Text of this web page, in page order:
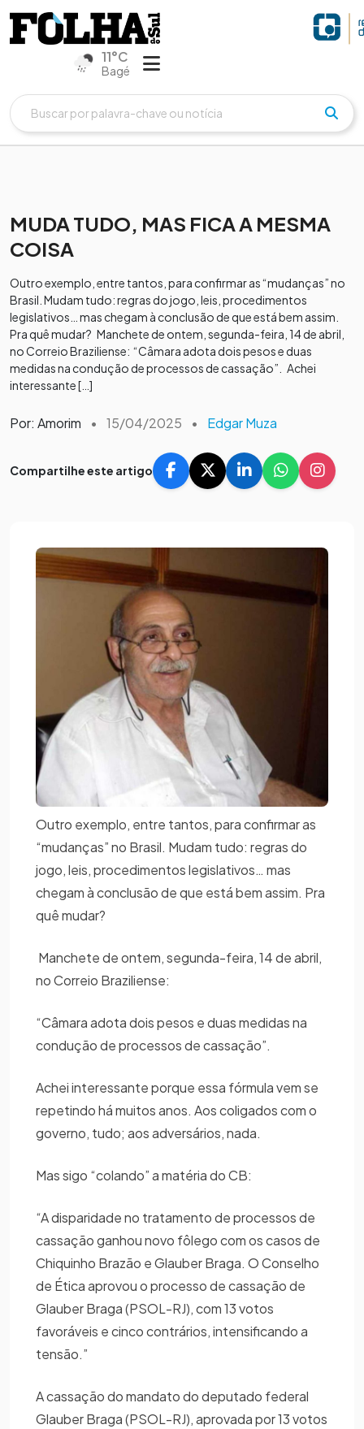
11°C
Bagé
MUDA TUDO, MAS FICA A MESMA
COISA
Outro exemplo, entre tantos, para confirmar as “mudanças” no
Brasil. Mudam tudo: regras do jogo, leis, procedimentos
legislativos… mas chegam à conclusão de que está bem assim.
Pra quê mudar? Manchete de ontem, segunda-feira, 14 de abril,
no Correio Braziliense: “Câmara adota dois pesos e duas
medidas na condução de processos de cassação”. Achei
interessante […]
Por: Amorim • 15/04/2025 • Edgar Muza
Compartilhe este artigo
Outro exemplo, entre tantos, para confirmar as
“mudanças” no Brasil. Mudam tudo: regras do
jogo, leis, procedimentos legislativos… mas
chegam à conclusão de que está bem assim. Pra
quê mudar?
Manchete de ontem, segunda-feira, 14 de abril,
no Correio Braziliense:
“Câmara adota dois pesos e duas medidas na
condução de processos de cassação”.
Achei interessante porque essa fórmula vem se
repetindo há muitos anos. Aos coligados com o
governo, tudo; aos adversários, nada.
Mas sigo “colando” a matéria do CB:
“A disparidade no tratamento de processos de
cassação ganhou novo fôlego com os casos de
Chiquinho Brazão e Glauber Braga. O Conselho
de Ética aprovou o processo de cassação de
Glauber Braga (PSOL-RJ), com 13 votos
favoráveis e cinco contrários, intensificando a
tensão.”
A cassação do mandato do deputado federal
Glauber Braga (PSOL-RJ), aprovada por 13 votos